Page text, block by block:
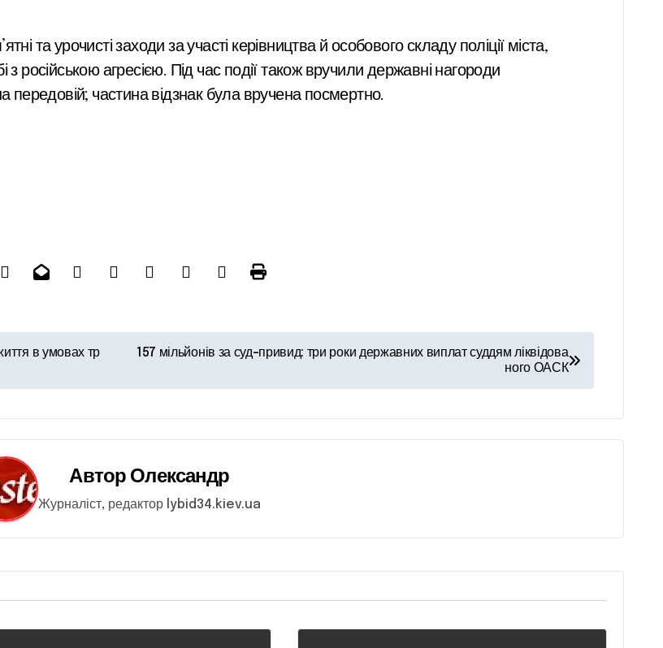
та урочисті заходи за участі керівництва й особового складу поліції міста,
російською агресією. Під час події також вручили державні нагороди
передовій; частина відзнак була вручена посмертно.
в умовах тр
157 мільйонів за суд-привид: три роки державних виплат суддям ліквідова
ного ОАСК
Автор Олександр
Журналіст, редактор lybid34.kiev.ua